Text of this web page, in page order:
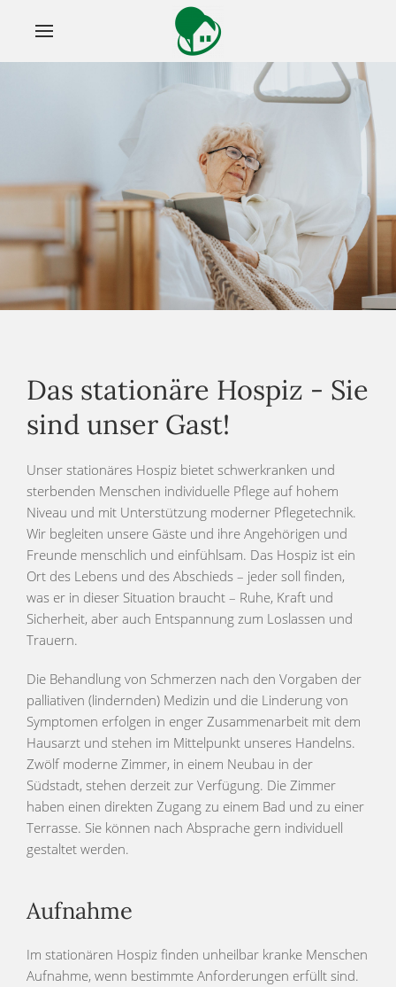
Das stationäre Hospiz - Sie
sind unser Gast!
Unser stationäres Hospiz bietet schwerkranken und
sterbenden Menschen individuelle Pflege auf hohem
Niveau und mit Unterstützung moderner Pflegetechnik.
Wir begleiten unsere Gäste und ihre Angehörigen und
Freunde menschlich und einfühlsam. Das Hospiz ist ein
Ort des Lebens und des Abschieds – jeder soll finden,
was er in dieser Situation braucht – Ruhe, Kraft und
Sicherheit, aber auch Entspannung zum Loslassen und
Trauern.
Die Behandlung von Schmerzen nach den Vorgaben der
palliativen (lindernden) Medizin und die Linderung von
Symptomen erfolgen in enger Zusammenarbeit mit dem
Hausarzt und stehen im Mittelpunkt unseres Handelns.
Zwölf moderne Zimmer, in einem Neubau in der
Südstadt, stehen derzeit zur Verfügung. Die Zimmer
haben einen direkten Zugang zu einem Bad und zu einer
Terrasse. Sie können nach Absprache gern individuell
gestaltet werden.
Aufnahme
Im stationären Hospiz finden unheilbar kranke Menschen
Aufnahme, wenn bestimmte Anforderungen erfüllt sind.